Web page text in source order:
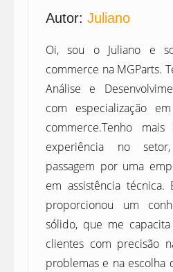
Autor: Juliano
Oi, sou o Juliano e
commerce na MGParts.
Análise e
com especialização
commerce.Tenho
experiência no
passagem por uma
em assistência técnica.
proporcionou um
sólido, que me
clientes com precisão
problemas e na escolha